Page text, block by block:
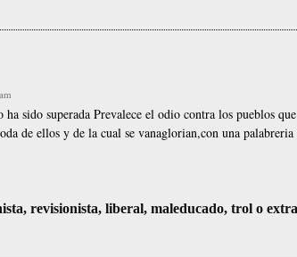
sido superada Prevalece el odio contra los pueblos
de ellos y de la cual se vanaglorian,con una palabreria
revisionista, liberal, maleducado, trol o